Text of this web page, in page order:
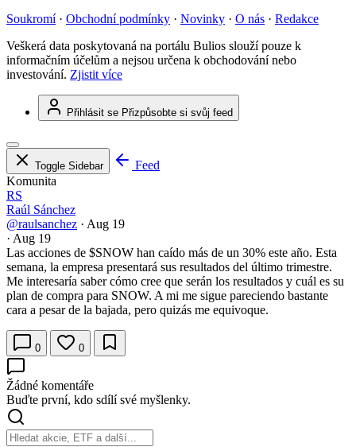
Soukromí · Obchodní podmínky · Novinky · O nás · Redakce
Veškerá data poskytovaná na portálu Bulios slouží pouze k
informačním účelům a nejsou určena k obchodování nebo
investování. Zjistit více
Přihlásit se Přizpůsobte si svůj feed
Toggle Sidebar
Feed
Komunita
RS
Raúl Sánchez
@raulsanchez · Aug 19
· Aug 19
Las acciones de $SNOW han caído más de un 30% este año. Esta
semana, la empresa presentará sus resultados del último trimestre.
Me interesaría saber cómo cree que serán los resultados y cuál es su
plan de compra para SNOW. A mi me sigue pareciendo bastante
cara a pesar de la bajada, pero quizás me equivoque.
0 0
Žádné komentáře
Buďte první, kdo sdílí své myšlenky.